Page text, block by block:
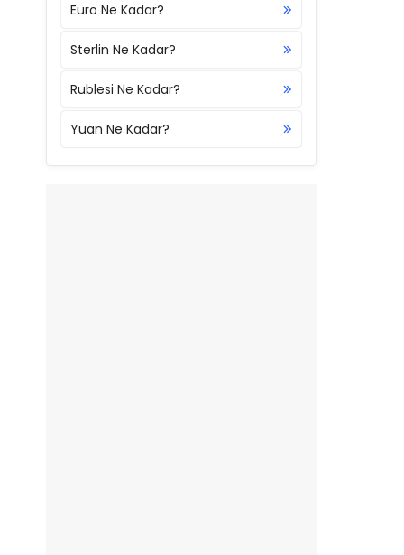
Euro Ne Kadar?
Sterlin Ne Kadar?
Rublesi Ne Kadar?
Yuan Ne Kadar?